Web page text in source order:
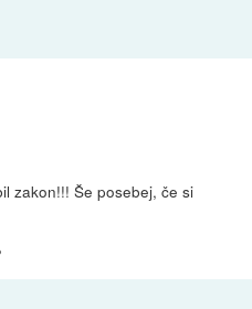
zakon!!! Še posebej, če si